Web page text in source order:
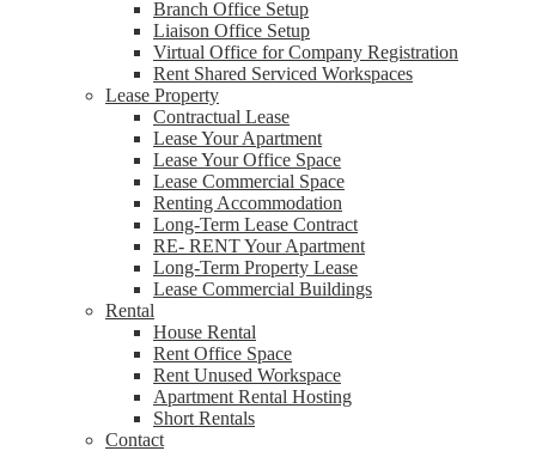
Branch Office Setup
Liaison Office Setup
Virtual Office for Company Registration
Rent Shared Serviced Workspaces
Lease Property
Contractual Lease
Lease Your Apartment
Lease Your Office Space
Lease Commercial Space
Renting Accommodation
Long-Term Lease Contract
RE- RENT Your Apartment
Long-Term Property Lease
Lease Commercial Buildings
Rental
House Rental
Rent Office Space
Rent Unused Workspace
Apartment Rental Hosting
Short Rentals
Contact